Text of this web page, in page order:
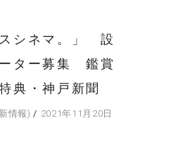
シネマ。」 設
ター募集 鑑賞
典・神戸新聞
情報) 2021年11月20日